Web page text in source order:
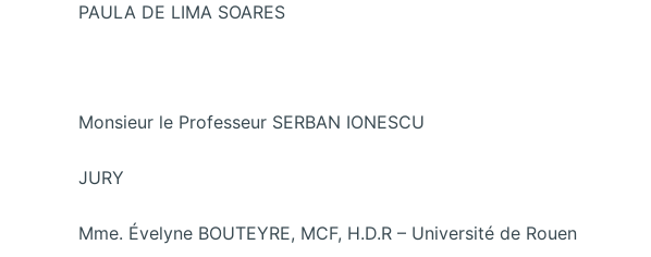
PAULA DE LIMA SOARES
Monsieur le Professeur SERBAN IONESCU
JURY
Mme. Évelyne BOUTEYRE, MCF, H.D.R – Université de Rouen